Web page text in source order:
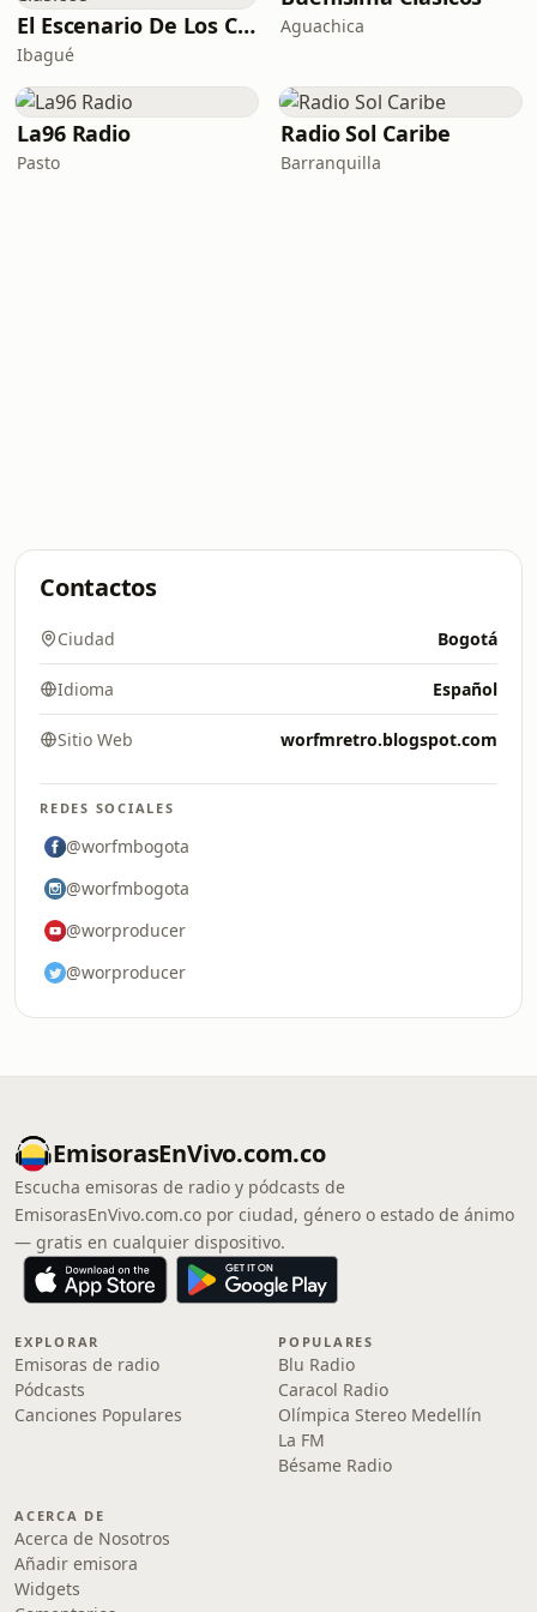
El Escenario De Los Clásicos
Ibagué
Aguachica
La96 Radio
Pasto
Radio Sol Caribe
Barranquilla
Contactos
Ciudad Bogotá
Idioma Español
Sitio Web worfmretro.blogspot.com
REDES SOCIALES
@worfmbogota
@worfmbogota
@worproducer
@worproducer
EmisorasEnVivo.com.co
Escucha emisoras de radio y pódcasts de
EmisorasEnVivo.com.co por ciudad, género o estado de ánimo
— gratis en cualquier dispositivo.
EXPLORAR
Emisoras de radio
Pódcasts
Canciones Populares
POPULARES
Blu Radio
Caracol Radio
Olímpica Stereo Medellín
La FM
Bésame Radio
ACERCA DE
Acerca de Nosotros
Añadir emisora
Widgets